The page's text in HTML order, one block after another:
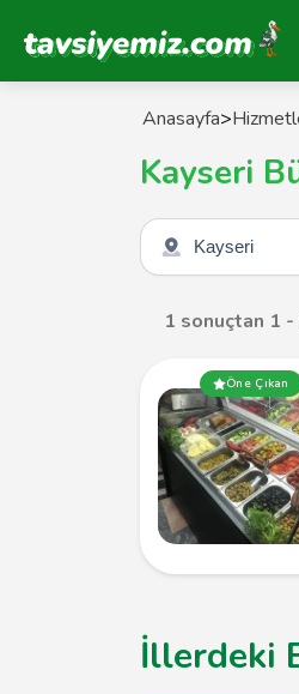
Tavsiyemiz Anasayfa
Anasayfa>
Kayseri
Şehir seçin
1 sonuçtan 1
Öne Çıkan
İllerdeki